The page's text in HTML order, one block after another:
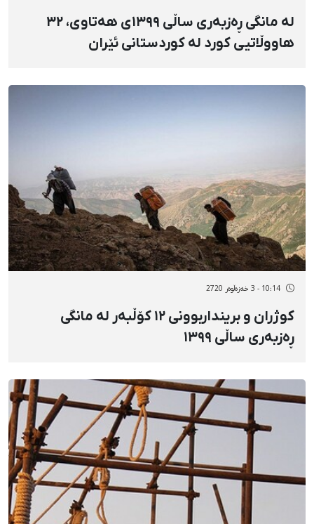
لە مانگی ڕەزبەری ساڵی ١٣٩٩ی هەتاوی، ٣٢
هاووڵاتیی کورد لە کوردستانی ئێران
10:14 - 3 خەزەڵوەر 2720
کوژران و برینداربوونی ١٢ کۆڵبەر لە مانگی
ڕەزبەری ساڵی ١٣٩٩